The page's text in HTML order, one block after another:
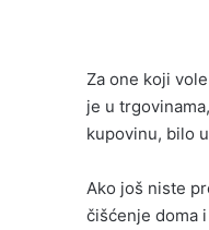
Za one koji
je u
kupovinu, bilo
Ako još niste
čišćenje doma